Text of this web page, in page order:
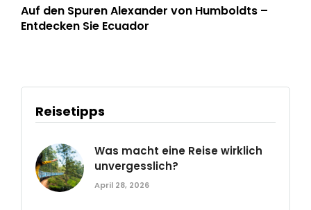
Auf den Spuren Alexander von Humboldts –
Entdecken Sie Ecuador
Reisetipps
Was macht eine Reise wirklich
unvergesslich?
April 28, 2026